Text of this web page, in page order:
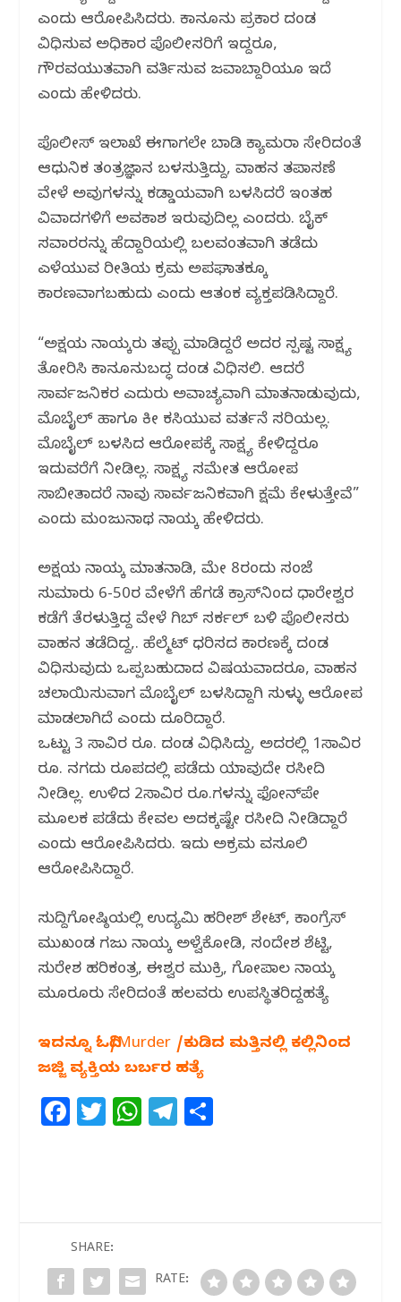
ಎಂದು ಆರೋಪಿಸಿದರು. ಕಾನೂನು ಪ್ರಕಾರ ದಂಡ
ವಿಧಿಸುವ ಅಧಿಕಾರ ಪೊಲೀಸರಿಗೆ ಇದ್ದರೂ,
ಗೌರವಯುತವಾಗಿ ವರ್ತಿಸುವ ಜವಾಬ್ದಾರಿಯೂ ಇದೆ
ಎಂದು ಹೇಳಿದರು.
ಪೊಲೀಸ್ ಇಲಾಖೆ ಈಗಾಗಲೇ ಬಾಡಿ ಕ್ಯಾಮರಾ ಸೇರಿದಂತೆ
ಆಧುನಿಕ ತಂತ್ರಜ್ಞಾನ ಬಳಸುತ್ತಿದ್ದು, ವಾಹನ ತಪಾಸಣೆ
ವೇಳೆ ಅವುಗಳನ್ನು ಕಡ್ಡಾಯವಾಗಿ ಬಳಸಿದರೆ ಇಂತಹ
ವಿವಾದಗಳಿಗೆ ಅವಕಾಶ ಇರುವುದಿಲ್ಲ ಎಂದರು. ಬೈಕ್
ಸವಾರರನ್ನು ಹೆದ್ದಾರಿಯಲ್ಲಿ ಬಲವಂತವಾಗಿ ತಡೆದು
ಎಳೆಯುವ ರೀತಿಯ ಕ್ರಮ ಅಪಘಾತಕ್ಕೂ
ಕಾರಣವಾಗಬಹುದು ಎಂದು ಆತಂಕ ವ್ಯಕ್ತಪಡಿಸಿದ್ದಾರೆ.
“ಅಕ್ಷಯ ನಾಯ್ಕರು ತಪ್ಪು ಮಾಡಿದ್ದರೆ ಅದರ ಸ್ಪಷ್ಟ ಸಾಕ್ಷ್ಯ
ತೋರಿಸಿ ಕಾನೂನುಬದ್ಧ ದಂಡ ವಿಧಿಸಲಿ. ಆದರೆ
ಸಾರ್ವಜನಿಕರ ಎದುರು ಅವಾಚ್ಯವಾಗಿ ಮಾತನಾಡುವುದು,
ಮೊಬೈಲ್ ಹಾಗೂ ಕೀ ಕಸಿಯುವ ವರ್ತನೆ ಸರಿಯಲ್ಲ.
ಮೊಬೈಲ್ ಬಳಸಿದ ಆರೋಪಕ್ಕೆ ಸಾಕ್ಷ್ಯ ಕೇಳಿದ್ದರೂ
ಇದುವರೆಗೆ ನೀಡಿಲ್ಲ. ಸಾಕ್ಷ್ಯ ಸಮೇತ ಆರೋಪ
ಸಾಬೀತಾದರೆ ನಾವು ಸಾರ್ವಜನಿಕವಾಗಿ ಕ್ಷಮೆ ಕೇಳುತ್ತೇವೆ”
ಎಂದು ಮಂಜುನಾಥ ನಾಯ್ಕ ಹೇಳಿದರು.
ಅಕ್ಷಯ ನಾಯ್ಕ ಮಾತನಾಡಿ, ಮೇ 8ರಂದು ಸಂಜೆ
ಸುಮಾರು 6-50ರ ವೇಳೆಗೆ ಹೆಗಡೆ ಕ್ರಾಸ್‌ನಿಂದ ಧಾರೇಶ್ವರ
ಕಡೆಗೆ ತೆರಳುತ್ತಿದ್ದ ವೇಳೆ ಗಿಬ್ ಸರ್ಕಲ್ ಬಳಿ ಪೊಲೀಸರು
ವಾಹನ ತಡೆದಿದ್ದ,. ಹೆಲ್ಮೆಟ್ ಧರಿಸದ ಕಾರಣಕ್ಕೆ ದಂಡ
ವಿಧಿಸುವುದು ಒಪ್ಪಬಹುದಾದ ವಿಷಯವಾದರೂ, ವಾಹನ
ಚಲಾಯಿಸುವಾಗ ಮೊಬೈಲ್ ಬಳಸಿದ್ದಾಗಿ ಸುಳ್ಳು ಆರೋಪ
ಮಾಡಲಾಗಿದೆ ಎಂದು ದೂರಿದ್ದಾರೆ.
ಒಟ್ಟು 3 ಸಾವಿರ ರೂ. ದಂಡ ವಿಧಿಸಿದ್ದು, ಅದರಲ್ಲಿ 1ಸಾವಿರ
ರೂ. ನಗದು ರೂಪದಲ್ಲಿ ಪಡೆದು ಯಾವುದೇ ರಸೀದಿ
ನೀಡಿಲ್ಲ. ಉಳಿದ 2ಸಾವಿರ ರೂ.ಗಳನ್ನು ಫೋನ್‌ಪೇ
ಮೂಲಕ ಪಡೆದು ಕೇವಲ ಅದಕ್ಕಷ್ಟೇ ರಸೀದಿ ನೀಡಿದ್ದಾರೆ
ಎಂದು ಆರೋಪಿಸಿದರು. ಇದು ಅಕ್ರಮ ವಸೂಲಿ
ಆರೋಪಿಸಿದ್ದಾರೆ.
ಸುದ್ದಿಗೋಷ್ಠಿಯಲ್ಲಿ ಉದ್ಯಮಿ ಹರೀಶ್ ಶೇಟ್, ಕಾಂಗ್ರೆಸ್
ಮುಖಂಡ ಗಜು ನಾಯ್ಕ ಅಳ್ವೆಕೋಡಿ, ಸಂದೇಶ ಶೆಟ್ಟಿ,
ಸುರೇಶ ಹರಿಕಂತ್ರ, ಈಶ್ವರ ಮುಕ್ರಿ, ಗೋಪಾಲ ನಾಯ್ಕ
ಮೂರೂರು ಸೇರಿದಂತೆ ಹಲವರು ಉಪಸ್ಥಿತರಿದ್ದಹತ್ಯೆ
ಇದನ್ನೂ ಓದಿ/Murder /ಕುಡಿದ ಮತ್ತಿನಲ್ಲಿ ಕಲ್ಲಿನಿಂದ
ಜಜ್ಜಿ ವ್ಯಕ್ತಿಯ ಬರ್ಬರ ಹತ್ಯೆ
F
b
o
T
r
W
A
p
T
ra
SHARE:
RATE: